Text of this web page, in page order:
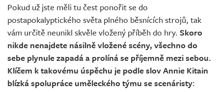
Pokud už jste měli tu čest ponořit se do
postapokalyptického světa plného běsnících strojů, tak
vám určitě neunikl skvěle vložený příběh do hry. Skoro
nikde nenajdete násilně vložené scény, všechno do
sebe plynule zapadá a prolíná se příjemně mezi sebou.
Klíčem k takovému úspěchu je podle slov Annie Kitain
blízká spolupráce uměleckého týmu se scenáristy: